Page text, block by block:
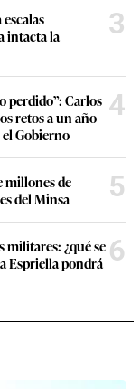
intacta la
3
perdido”: Carlos
retos a un año
el Gobierno
4
millones de
del Minsa
5
militares: ¿qué se
Espriella pondrá 6